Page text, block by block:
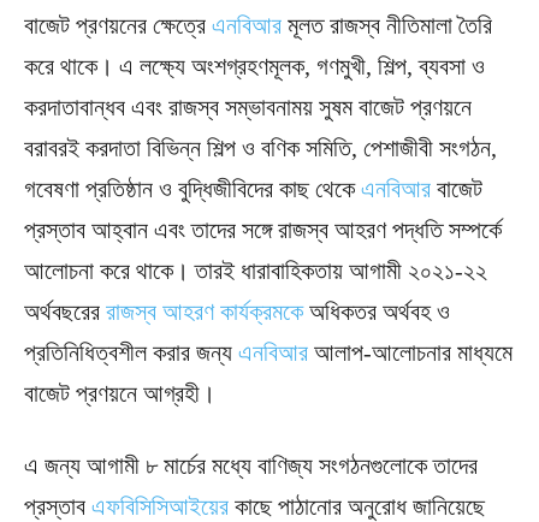
বাজেট প্রণয়নের ক্ষেত্রে এনবিআর মূলত রাজস্ব নীতিমালা তৈরি
করে থাকে। এ লক্ষ্যে অংশগ্রহণমূলক, গণমুখী, শিল্প, ব্যবসা ও
করদাতাবান্ধব এবং রাজস্ব সম্ভাবনাময় সুষম বাজেট প্রণয়নে
বরাবরই করদাতা বিভিন্ন শিল্প ও বণিক সমিতি, পেশাজীবী সংগঠন,
গবেষণা প্রতিষ্ঠান ও বুদ্ধিজীবিদের কাছ থেকেএনবিআর বাজেট
প্রস্তাব আহ্বান এবং তাদের সঙ্গে রাজস্ব আহরণ পদ্ধতি সম্পর্কে
আলোচনা করে থাকে। তারই ধারাবাহিকতায় আগামী ২০২১-২২
অর্থবছরের রাজস্ব আহরণ কার্যক্রমকেঅধিকতর অর্থবহ ও
প্রতিনিধিত্বশীল করার জন্য এনবিআর আলাপ-আলোচনার মাধ্যমে
বাজেট প্রণয়নে আগ্রহী।
এ জন্য আগামী ৮ মার্চের মধ্যে বাণিজ্য সংগঠনগুলোকে তাদের
প্রস্তাব এফবিসিসিআইয়ের কাছে পাঠানোর অনুরোধ জানিয়েছে